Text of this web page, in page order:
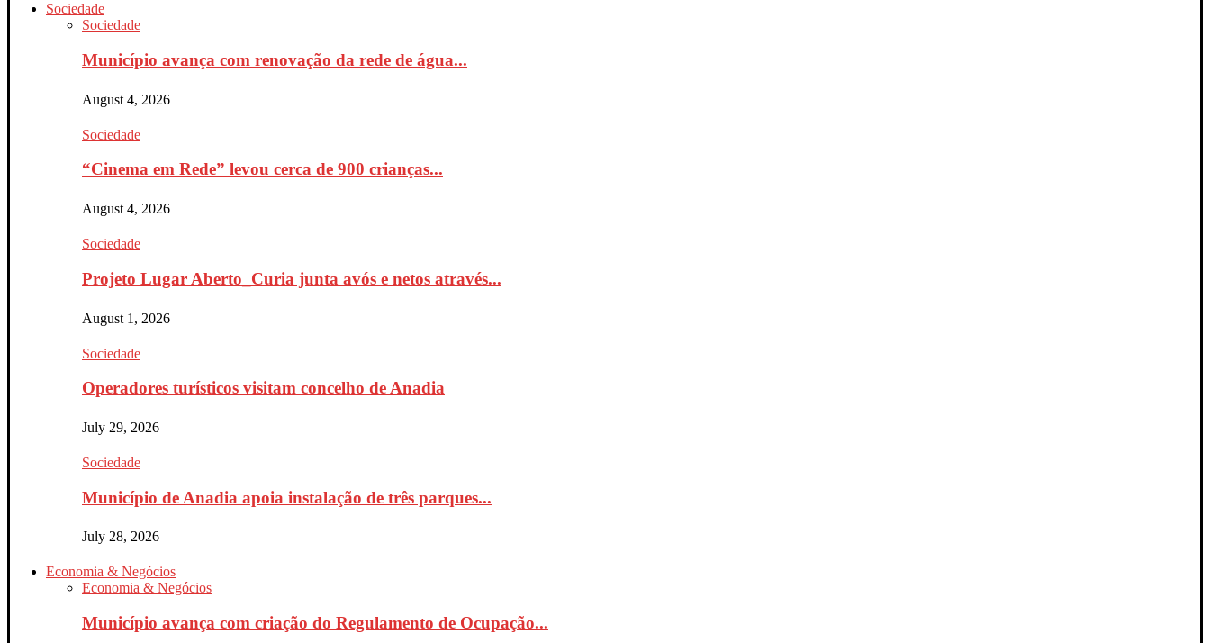
Sociedade
Sociedade
Município avança com renovação da rede de água...
August 4, 2026
Sociedade
“Cinema em Rede” levou cerca de 900 crianças...
August 4, 2026
Sociedade
Projeto Lugar Aberto_Curia junta avós e netos através...
August 1, 2026
Sociedade
Operadores turísticos visitam concelho de Anadia
July 29, 2026
Sociedade
Município de Anadia apoia instalação de três parques...
July 28, 2026
Economia & Negócios
Economia & Negócios
Município avança com criação do Regulamento de Ocupação...